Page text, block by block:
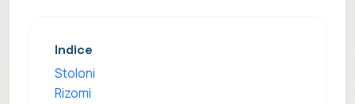
Indice
Stoloni
Rizomi